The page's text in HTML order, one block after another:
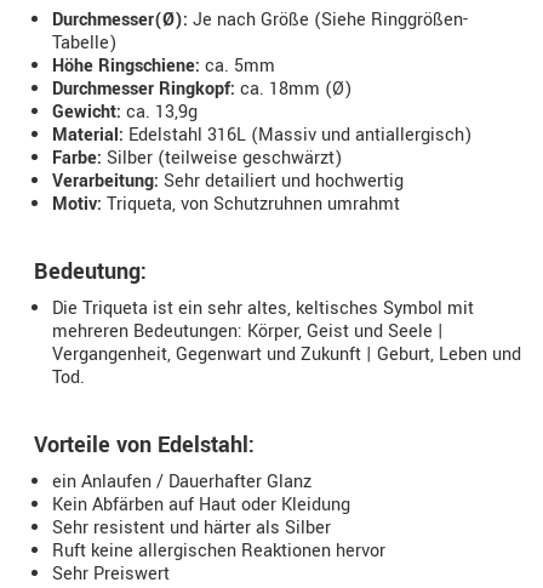
Durchmesser(Ø): Je nach Größe (Siehe Ringgrößen-
Tabelle)
Höhe Ringschiene: ca. 5mm
Durchmesser Ringkopf: ca. 18mm (Ø)
Gewicht: ca. 13,9g
Material: Edelstahl 316L (Massiv und antiallergisch)
Farbe: Silber (teilweise geschwärzt)
Verarbeitung: Sehr detailiert und hochwertig
Motiv: Triqueta, von Schutzruhnen umrahmt
Bedeutung:
Die Triqueta ist ein sehr altes, keltisches Symbol mit
mehreren Bedeutungen: Körper, Geist und Seele |
Vergangenheit, Gegenwart und Zukunft | Geburt, Leben und
Tod.
Vorteile von Edelstahl:
ein Anlaufen / Dauerhafter Glanz
Kein Abfärben auf Haut oder Kleidung
Sehr resistent und härter als Silber
Ruft keine allergischen Reaktionen hervor
Sehr Preiswert